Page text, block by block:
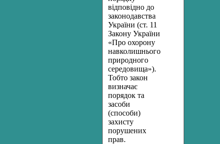
відповідно до
законодавства
України (ст. 11
Закону України
«Про охорону
навколишнього
природного
середовища»).
Тобто закон
визначає
порядок та
засоби
(способи)
захисту
порушених
прав.